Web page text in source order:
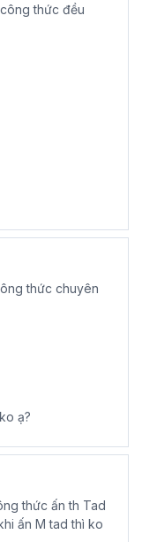
thức đều
thức chuyên
ạ?
thức ấn th Tad
ấn M tad thì ko